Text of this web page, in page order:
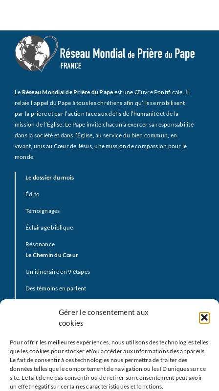
Gérer le consentement aux
cookies
Pour offrir les meilleures expériences, nous utilisons des technologies telles
que les cookies pour stocker et/ou accéder aux informations des appareils.
Le fait de consentir à ces technologies nous permettra de traiter des
données telles que le comportement de navigation ou les ID uniques sur ce
site. Le fait de ne pas consentir ou de retirer son consentement peut avoir
un effet négatif sur certaines caractéristiques et fonctions.
Le Réseau Mondial de Prière du Pape est une Œuvre Pontificale. Il
relaie l’appel du Pape à tous les chrétiens afin qu’ils se mobilisent
par la prière et par l’action face aux défis de l’humanité et de la
mission de l’Église. Le Pape invite chacun à exercer sa responsabilité
dans la société et dans l’Église, au service du bien commun, en
vivant, unis au Cœur de Jésus, une mission de compassion pour le
monde.
Le dossier du mois
Édito
Témoignages
Éclairage biblique
Résonance
Le Chemin du Cœur
Un itinéraire en 9 étapes
Des témoins en parlent
La Vidéo du Pape
Prier avec la Parole de Dieu
Prière Universelle